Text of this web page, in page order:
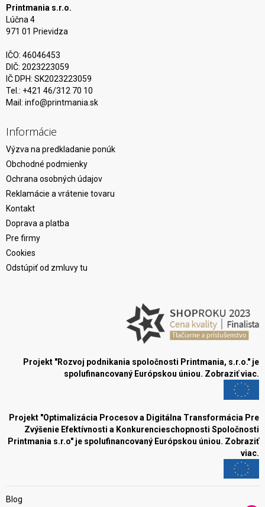
Printmania s.r.o.
Lúčna 4
971 01 Prievidza
IČO: 46046453
DIČ: 2023223059
IČ DPH: SK2023223059
Tel.: +421 46/312 70 10
Mail: info@printmania.sk
Informácie
Výzva na predkladanie ponúk
Obchodné podmienky
Ochrana osobných údajov
Reklamácie a vrátenie tovaru
Kontakt
Doprava a platba
Pre firmy
Cookies
Odstúpiť od zmluvy tu
Projekt "Rozvoj podnikania spoločnosti Printmania, s.r.o." je
spolufinancovaný Európskou úniou. Zobraziť viac.
Projekt "Optimalizácia Procesov a Digitálna Transformácia Pre
Zvýšenie Efektívnosti a Konkurencieschopnosti Spoločnosti
Printmania s.r.o" je spolufinancovaný Európskou úniou. Zobraziť
viac.
Blog